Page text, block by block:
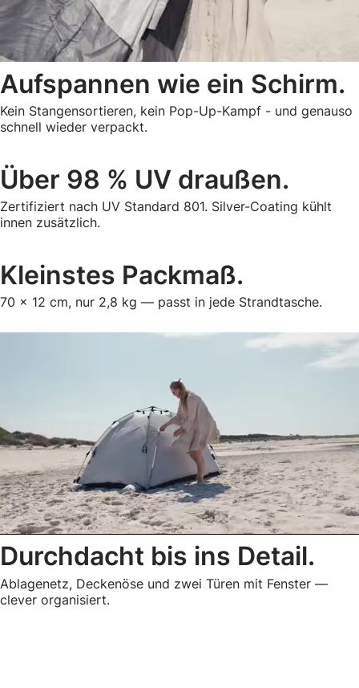
Aufspannen wie ein Schirm.
Kein Stangensortieren, kein Pop-Up-Kampf - und genauso
schnell wieder verpackt.
Über 98 % UV draußen.
Zertifiziert nach UV Standard 801. Silver-Coating kühlt
innen zusätzlich.
Kleinstes Packmaß.
70 × 12 cm, nur 2,8 kg — passt in jede Strandtasche.
Durchdacht bis ins Detail.
Ablagenetz, Deckenöse und zwei Türen mit Fenster —
clever organisiert.